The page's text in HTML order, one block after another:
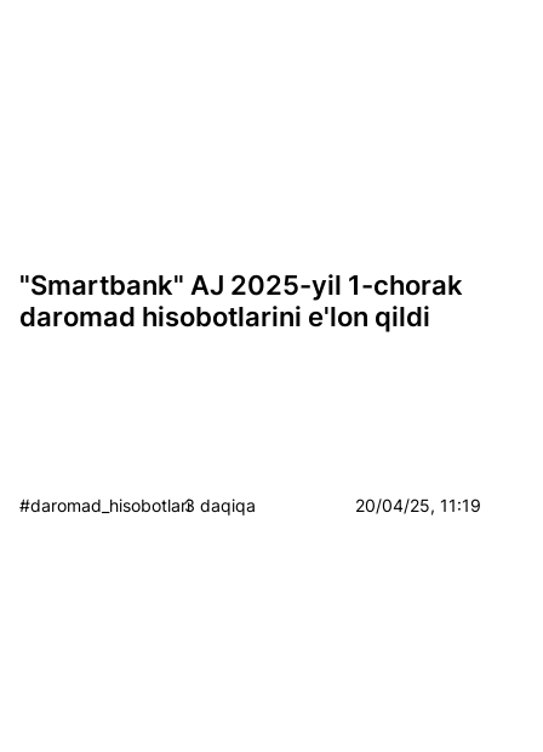
"Smartbank" AJ 2025-yil 1-chorak
daromad hisobotlarini e'lon qildi
#daromad_hisobotlari3 daqiqa 20/04/25, 11:19